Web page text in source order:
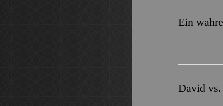
Ein
David